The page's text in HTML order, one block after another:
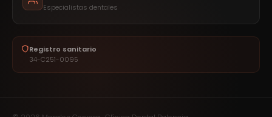
Especialistas dentales
Registro sanitario
34-C251-0095